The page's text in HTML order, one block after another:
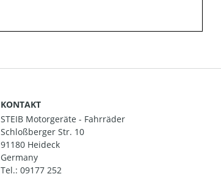
KONTAKT
STEIB Motorgeräte - Fahrräder
Schloßberger Str. 10
91180 Heideck
Germany
Tel.: 09177 252